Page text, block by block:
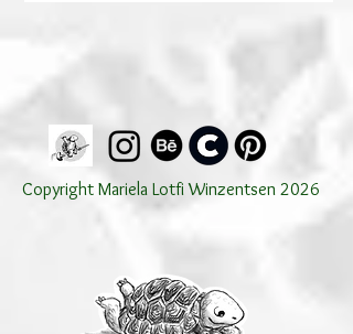
Copyright Mariela Lotfi Winzentsen 2026